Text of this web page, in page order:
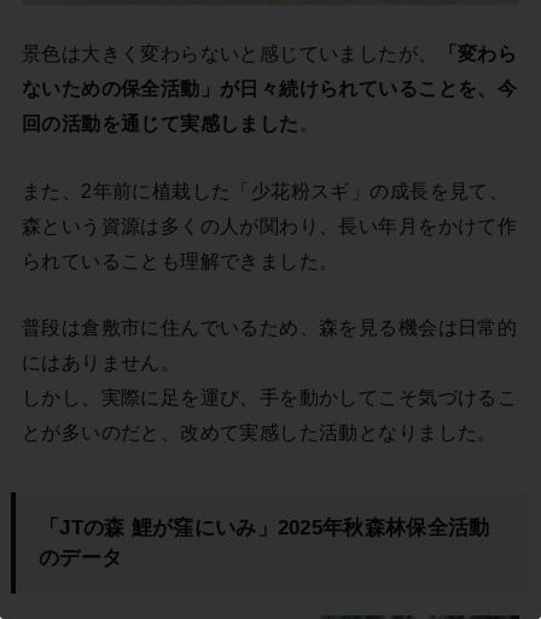
景色は大きく変わらないと感じていましたが、
「変わら
ないための保全活動」が日々続けられていることを、今
回の活動を通じて実感しました 。
また、2年前に植栽した「少花粉スギ」の成長を見て、
森という資源は多くの人が関わり、長い年月をかけて作
られていることも理解できました。
普段は倉敷市に住んでいるため、森を見る機会は日常的
にはありません。
しかし、実際に足を運び、手を動かしてこそ気づけるこ
とが多いのだと、改めて実感した活動となりました。
「JTの森 鯉が窪にいみ」2025年秋森林保全活動
のデータ
この記事を書いた市民ライター